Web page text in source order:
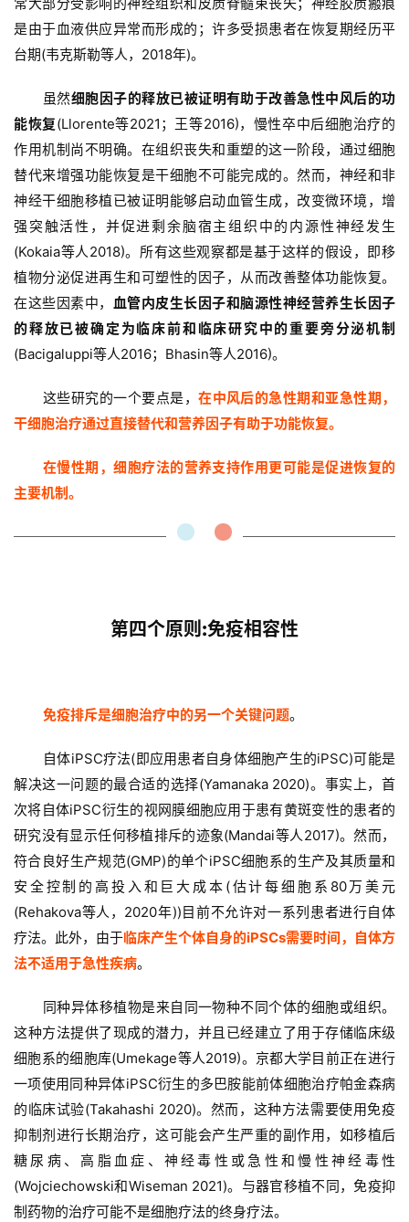
行
讯
再
生
医
临
床
展
动
登录 注册
是由于血液供应异常而形成的；许多受损患者在恢复期经历平
台期(韦克斯勒等人，2018年)。
虽然细胞因子的释放已被证明有助于改善急性中风后的功
能恢复(Llorente等2021；王等2016)，慢性卒中后细胞治疗的
作用机制尚不明确。在组织丧失和重塑的这一阶段，通过细胞
替代来增强功能恢复是干细胞不可能完成的。然而，神经和非
神经干细胞移植已被证明能够启动血管生成，改变微环境，增
强突触活性，并促进剩余脑宿主组织中的内源性神经发生
(Kokaia等人2018)。所有这些观察都是基于这样的假设，即移
植物分泌促进再生和可塑性的因子，从而改善整体功能恢复。
在这些因素中， 血管内皮生长因子和脑源性神经营养生长因子
的释放已被确定为临床前和临床研究中的重要旁分泌机制
(Bacigaluppi等人2016；Bhasin等人2016)。
这些研究的一个要点是，在中风后的急性期和亚急性期，
干细胞治疗通过直接替代和营养因子有助于功能恢复。
在慢性期，细胞疗法的营养支持作用更可能是促进恢复的
主要机制。
第四个原则:免疫相容性
免疫排斥是细胞治疗中的另一个关键问题。
自体iPSC疗法(即应用患者自身体细胞产生的iPSC)可能是
解决这一问题的最合适的选择(Yamanaka 2020)。事实上，首
次将自体iPSC衍生的视网膜细胞应用于患有黄斑变性的患者的
研究没有显示任何移植排斥的迹象(Mandai等人2017)。然而，
符合良好生产规范(GMP)的单个iPSC细胞系的生产及其质量和
安全控制的高投入和巨大成本(估计每细胞系80万美元
(Rehakova等人，2020年))目前不允许对一系列患者进行自体
疗法。此外，由于临床产生个体自身的iPSCs需要时间，自体方
法不适用于急性疾病。
同种异体移植物是来自同一物种不同个体的细胞或组织。
这种方法提供了现成的潜力，并且已经建立了用于存储临床级
细胞系的细胞库(Umekage等人2019)。京都大学目前正在进行
一项使用同种异体iPSC衍生的多巴胺能前体细胞治疗帕金森病
的临床试验(Takahashi 2020)。然而，这种方法需要使用免疫
抑制剂进行长期治疗，这可能会产生严重的副作用，如移植后
糖尿病、高脂血症、神经毒性或急性和慢性神经毒性
(Wojciechowski和Wiseman 2021)。与器官移植不同，免疫抑
制药物的治疗可能不是细胞疗法的终身疗法。